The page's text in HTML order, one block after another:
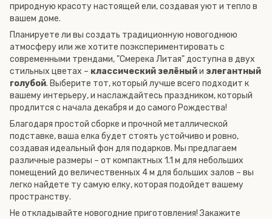
природную красоту настоящей ели, создавая уют и тепло в
вашем доме.
Планируете ли вы создать традиционную новогоднюю
атмосферу или же хотите поэкспериментировать с
современными трендами, "Смерека Литая" доступна в двух
стильных цветах – классический зелёныйи элегантный
голубой. Выберите тот, который лучше всего подходит к
вашему интерьеру, и наслаждайтесь праздником, который
продлится с начала декабря и до самого Рождества!
Благодаря простой сборке и прочной металлической
подставке, ваша елка будет стоять устойчиво и ровно,
создавая идеальный фон для подарков. Мы предлагаем
различные размеры – от компактных 1.1 м для небольших
помещений до величественных 4 м для больших залов – вы
легко найдете ту самую елку, которая подойдет вашему
пространству.
Не откладывайте новогодние приготовления! Закажите